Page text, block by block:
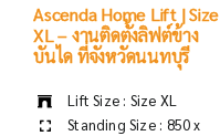
Ascenda Home Lift | Size
XL – งานติดตั้งลิฟต์ข้าง
บันได ที่จังหวัดนนทบุรี
Lift Size : Size XL
Standing Size : 850 x